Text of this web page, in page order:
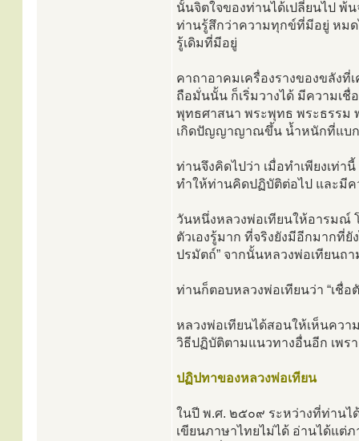
นั้นจิตใจของท่านได้เปลี่ยนไป พ้น
ท่านรู้สึกว่าความทุกข์ที่มีอยู่ หมด
รู้เดิมที่มีอยู่
คาถาอาคมเครื่องรางของขลังที่
ถือมั่นนั้น ก็เริ่มวางได้ มีความเชื่
พุทธศาสนา พระพุทธ พระธรรม
เกิดปัญญาญาณขึ้น น้ำหนักที่แบ
ท่านจึงคิดไปว่า เมื่อทำเพียงเท่า
ทำให้ท่านคิดปฏิบัติต่อไป และมี
วันหนึ่งหลวงพ่อเทียนให้อารมณ์
ตัวเองรู้มาก ที่จริงยังมีอีกมากที่
ปรมัตถ์” จากนั้นหลวงพ่อเทียนถา
ท่านก็ตอบหลวงพ่อเทียนว่า “เชื่อตั
หลวงพ่อเทียนได้สอนให้เห็นคว
วิธีปฏิบัติตามแนวทางอื่นอีก เพ
ปฏิปทาของหลวงพ่อเทียน
ในปี พ.ศ. ๒๕๐๙ ระหว่างที่ท่านไ
เขียนภาษาไทยไม่ได้ อ่านได้แต่